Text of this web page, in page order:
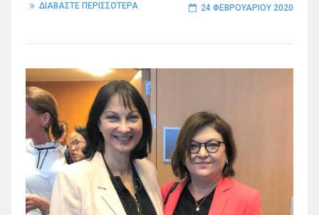
ΔΙΑΒΑΣΤΕ ΠΕΡΙΣΣΟΤΕΡΑ 24 ΦΕΒΡΟΥΑΡΊΟΥ 2020